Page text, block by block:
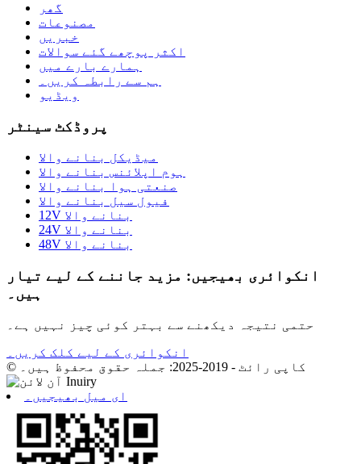
گھر
مصنوعات
خبریں
اکثر پوچھے گئے سوالات
ہمارے بارے میں
ہم سے رابطہ کریں۔
ویڈیو
پروڈکٹ سینٹر
میڈیکل بنانے والا
ہوم اپلائنس بنانے والا
صنعتی ہوا بنانے والا
فیول سیل بنانے والا
12V بنانے والا
24V بنانے والا
48V بنانے والا
انکوائری بھیجیں: مزید جاننے کے لیے تیار
ہیں۔
حتمی نتیجہ دیکھنے سے بہتر کوئی چیز نہیں ہے۔
انکوائری کے لیے کلک کریں۔
© کاپی رائٹ - 2019-2025: جملہ حقوق محفوظ ہیں۔
ای میل بھیجیں۔